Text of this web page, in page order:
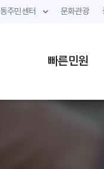
동주민센터 문화관광
빠른민원